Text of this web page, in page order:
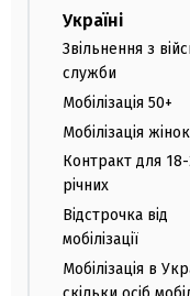
Україні
Звільнення з
служби
Мобілізація 50+
Мобілізація жінок
Контракт для
річних
Відстрочка від
мобілізації
Мобілізація в